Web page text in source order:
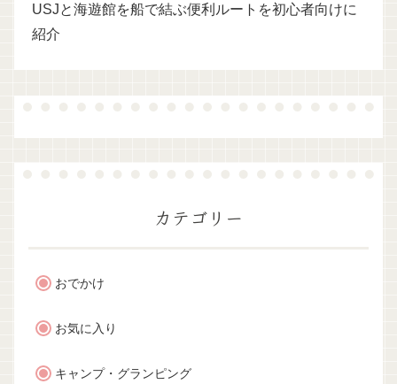
USJと海遊館を船で結ぶ便利ルートを初心者向けに
紹介
カテゴリー
おでかけ
お気に入り
キャンプ・グランピング